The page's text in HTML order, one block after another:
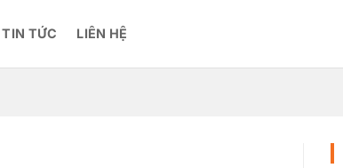
TIN TỨC LIÊN HỆ